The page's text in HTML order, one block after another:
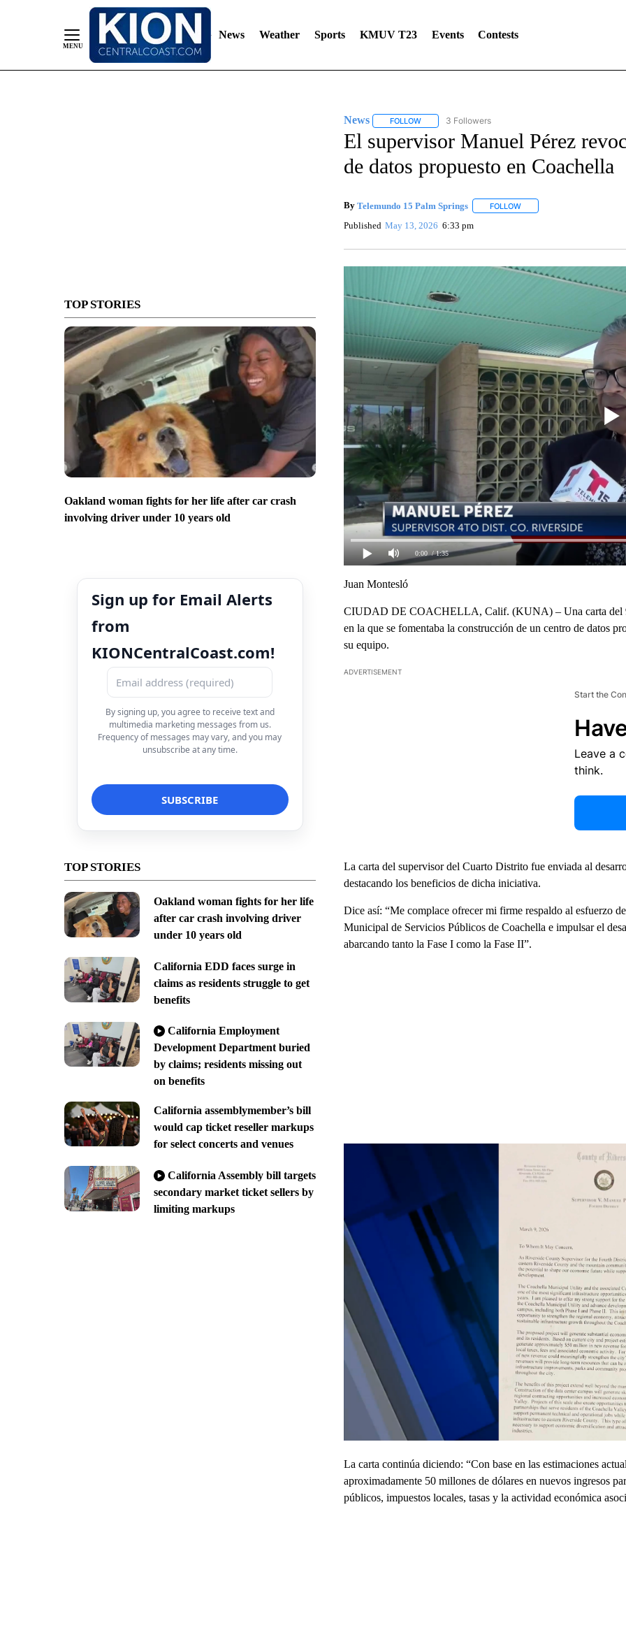
News Weather Sports KMUV T23 Events Contests
TOP STORIES
Oakland woman fights for her life after car crash
involving driver under 10 years old
Sign up for Email Alerts
from
KIONCentralCoast.com!
By signing up, you agree to receive text and
multimedia marketing messages from us.
Frequency of messages may vary, and you may
unsubscribe at any time.
TOP STORIES
Oakland woman fights for her life
after car crash involving driver
under 10 years old
California EDD faces surge in
claims as residents struggle to get
benefits
California Employment
Development Department buried
by claims; residents missing out
on benefits
California assemblymember’s bill
would cap ticket reseller markups
for select concerts and venues
California Assembly bill targets
secondary market ticket sellers by
limiting markups
News FOLLOWFOLLOW "NEWS" TO RECEIVE NOTIFICATIONS ABOUT
3 Followers
El supervisor Manuel Pérez
de datos propuesto en Coachella
By Telemundo 15 Palm Springs FOLLOWFOLLOW "" TO RECEIVE
Published May 13, 2026 6:33 pm
0:00 / 1:35
Juan Montesló
CIUDAD DE COACHELLA, Calif. (KUNA) – Una carta del
en la que se fomentaba la construcción de un centro de datos
su equipo.
ADVERTISEMENT
Start the
Leave a
think.
La carta del supervisor del Cuarto Distrito fue enviada al
destacando los beneficios de dicha iniciativa.
Dice así: “Me complace ofrecer mi firme respaldo al esfuerzo
Municipal de Servicios Públicos de Coachella e impulsar el
abarcando tanto la Fase I como la Fase II”.
La carta continúa diciendo: “Con base en las estimaciones
aproximadamente 50 millones de dólares en nuevos ingresos
públicos, impuestos locales, tasas y la actividad económica